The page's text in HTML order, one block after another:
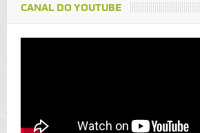
CANAL DO YOUTUBE